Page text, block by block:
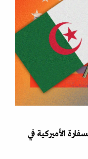
الأميركية في